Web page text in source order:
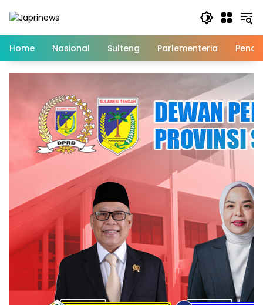
Home
Nasional Sulteng Parlementeria